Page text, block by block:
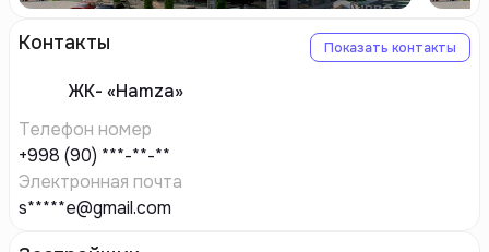
Контакты Показать контакты
ЖК- «Hamza»
Телефон номер
+998 (90) ***-**-**
Электронная почта
s*****e@gmail.com